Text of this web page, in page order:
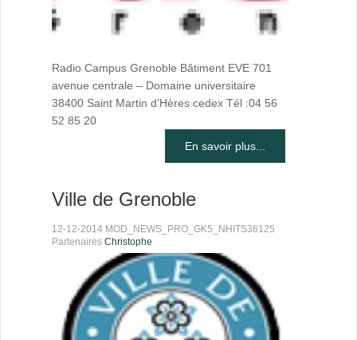
Radio Campus Grenoble Bâtiment EVE 701
avenue centrale – Domaine universitaire
38400 Saint Martin d’Hères cedex Tél :04 56
52 85 20
En savoir plus...
Ville de Grenoble
12-12-2014 MOD_NEWS_PRO_GK5_NHITS36125
Partenaires Christophe